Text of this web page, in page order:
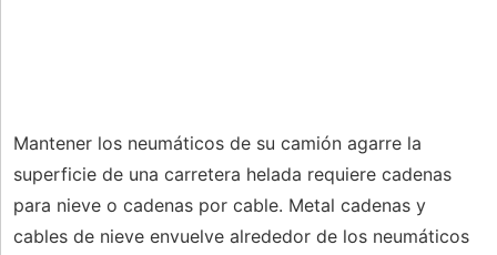
Mantener los neumáticos de su camión agarre la
superficie de una carretera helada requiere cadenas
para nieve o cadenas por cable. Metal cadenas y
cables de nieve envuelve alrededor de los neumáticos